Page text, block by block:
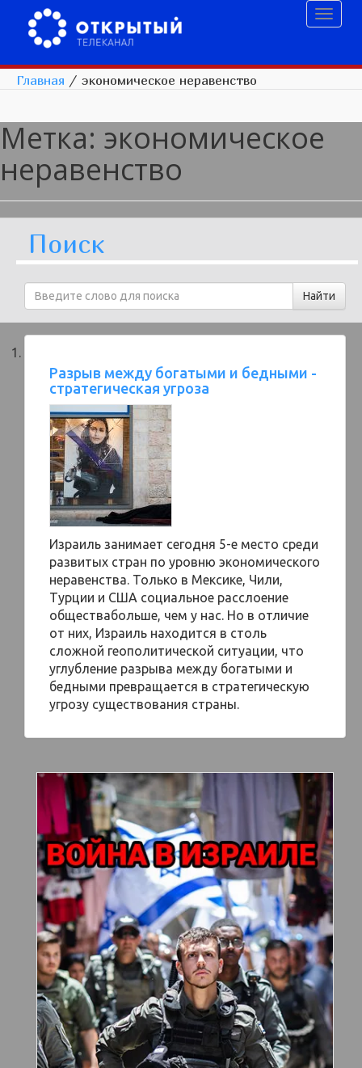
Главная / экономическое неравенство
Метка: экономическое
неравенство
Поиск
Разрыв между богатыми и бедными -
стратегическая угроза
Израиль занимает сегодня 5-е место среди
развитых стран по уровню экономического
неравенства. Только в Мексике, Чили,
Турции и США социальное расслоение
обществабольше, чем у нас. Но в отличие
от них, Израиль находится в столь
сложной геополитической ситуации, что
углубление разрыва между богатыми и
бедными превращается в стратегическую
угрозу существования страны.